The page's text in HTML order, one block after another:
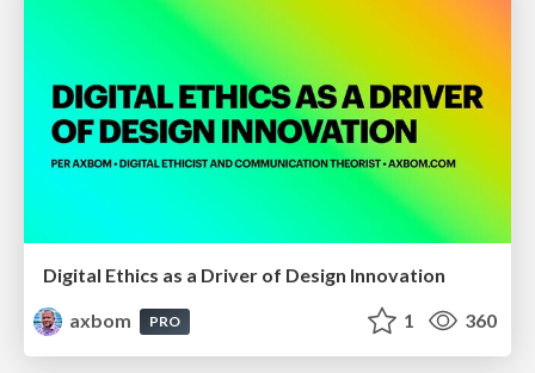
Digital Ethics as a Driver of Design Innovation
axbom
PRO 1 360